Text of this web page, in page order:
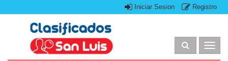
Iniciar Sesion Registro